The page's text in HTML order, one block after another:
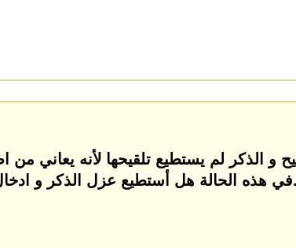
و الذكر لم يستطيع تلقيحها لأنه يعاني
هذه الحالة هل أستطيع عزل الذكر و